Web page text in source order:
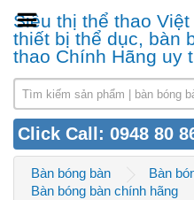
Siêu thị thể thao
thiết bị thể dục, bàn
thao Chính Hãng uy
Click Call: 0948 80
Bàn bóng bàn
Bàn
Bàn bóng bàn chính hãng